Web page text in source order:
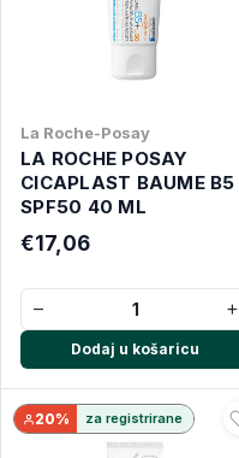
La Roche-Posay
LA ROCHE POSAY
CICAPLAST BAUME B5
SPF50 40 ML
€17,06
− +
Dodaj u košaricu
20% za registrirane